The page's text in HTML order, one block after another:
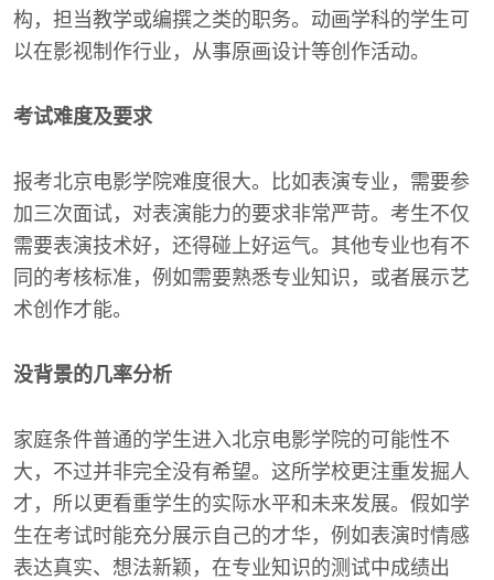
构，担当教学或编撰之类的职务。动画学科的学生可
以在影视制作行业，从事原画设计等创作活动。
考试难度及要求
报考北京电影学院难度很大。比如表演专业，需要参
加三次面试，对表演能力的要求非常严苛。考生不仅
需要表演技术好，还得碰上好运气。其他专业也有不
同的考核标准，例如需要熟悉专业知识，或者展示艺
术创作才能。
没背景的几率分析
家庭条件普通的学生进入北京电影学院的可能性不
大，不过并非完全没有希望。这所学校更注重发掘人
才，所以更看重学生的实际水平和未来发展。假如学
生在考试时能充分展示自己的才华，例如表演时情感
表达真实、想法新颖，在专业知识的测试中成绩出